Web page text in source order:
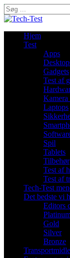
Søg
efter:
Hjem
Test
Apps
Gadgets
Test af
Laptops
Spil
Tablets
Tilbehør
Test af
Test af
Tech-Test
Det bedste vi
Editors
Gold
Silver
Bronze